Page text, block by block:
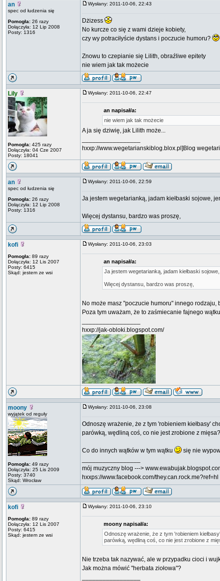
an
spec od łudzenia się
Pomogła: 26 razy
Dołączyła: 12 Lip 2008
Posty: 1316
Wysłany: 2011-10-06, 22:43
Dżizess
No kurcze co się z wami dzieje kobiety,
czy wy potraciłyście dystans i poczucie humoru?
Znowu to czepianie się Lilith, obraźliwe epitety
nie wiem jak tak możecie
Lily
Pomogła: 425 razy
Dołączyła: 04 Cze 2007
Posty: 18041
Wysłany: 2011-10-06, 22:47
an napisał/a:
nie wiem jak tak możecie
A ja się dziwię, jak Lilith może...
hxxp://www.wegetarianskiblog.blox.pl]Blog
an
spec od łudzenia się
Pomogła: 26 razy
Dołączyła: 12 Lip 2008
Posty: 1316
Wysłany: 2011-10-06, 22:59
Ja jestem wegetarianką, jadam kiełbaski sojowe,
Więcej dystansu, bardzo was proszę,
kofi
Pomogła: 89 razy
Dołączyła: 12 Lis 2007
Posty: 6415
Skąd: jestem ze wsi
Wysłany: 2011-10-06, 23:03
an napisał/a:
Ja jestem wegetarianką, jadam kiełbaski
Więcej dystansu, bardzo was proszę,
No może masz "poczucie humoru" innego rodzaju,
Poza tym uważam, że to zaśmiecanie fajnego
hxxp://jak-obloki.blogspot.com/
moony
wyjątek od reguły
Pomogła: 49 razy
Dołączyła: 25 Lis 2009
Posty: 3740
Skąd: Wrocław
Wysłany: 2011-10-06, 23:08
Odnoszę wrażenie, że z tym 'robieniem kiełbasy'
parówką, wędliną coś, co nie jest zrobione z
Co do innych wątków w tym wątku
się nie
mój muzyczny blog --->
hxxps://www.facebook.com/they.can.rock.me?ref=hl
kofi
Pomogła: 89 razy
Dołączyła: 12 Lis 2007
Posty: 6415
Skąd: jestem ze wsi
Wysłany: 2011-10-06, 23:10
moony napisał/a:
Odnoszę wrażenie, że z tym 'robieniem
parówką, wędliną coś, co nie jest zrobione z
Nie trzeba tak nazywać, ale w przypadku cioci i
Jak można mówić "herbata ziołowa"?